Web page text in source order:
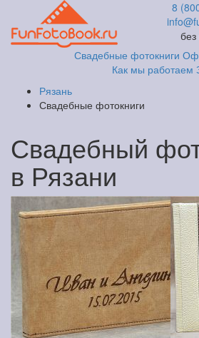
8
Свадебные фотокниги
Как мы работаем
Рязань
Свадебные фотокниги
Свадебный
в Рязани